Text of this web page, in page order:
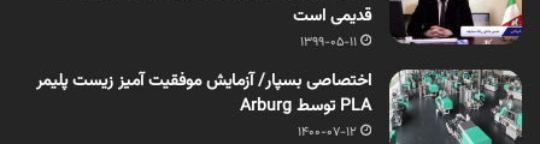
قدیمی است
1399-05-11
اختصاصی بسپار/ آزمایش موفقیت آمیز زیست پلیمر
PLA توسط Arburg
1400-07-12